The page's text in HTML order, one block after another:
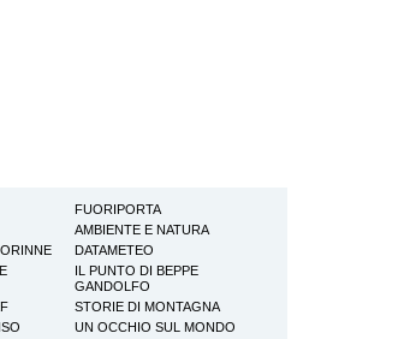
FUORIPORTA
AMBIENTE E NATURA
DATAMETEO
IL PUNTO DI BEPPE
GANDOLFO
STORIE DI MONTAGNA
UN OCCHIO SUL MONDO